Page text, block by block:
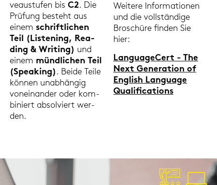
veau­stu­fen bis C2. Die
Prü­fung be­steht aus
einem schrift­li­chen
Teil (Lis­te­ning, Rea­
ding & Wri­ting) und
einem münd­li­chen Teil
(Spea­king) . Beide Teile
kön­nen un­ab­hän­gig
von­ein­an­der oder kom­
bi­niert ab­sol­viert wer­
den.
Wei­te­re In­for­ma­tio­nen
und die voll­stän­di­ge
Bro­schü­re fin­den Sie
hier:
Lan­guageCert - The
Next Ge­ne­ra­ti­on of
Eng­lish Lan­guage
Qua­li­fi­ca­ti­ons